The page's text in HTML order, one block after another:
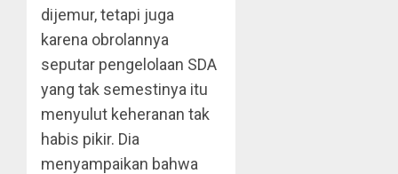
dijemur, tetapi juga
karena obrolannya
seputar pengelolaan SDA
yang tak semestinya itu
menyulut keheranan tak
habis pikir. Dia
menyampaikan bahwa